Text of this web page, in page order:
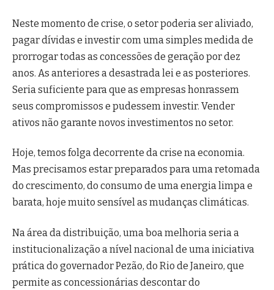
Neste momento de crise, o setor poderia ser aliviado,
pagar dívidas e investir com uma simples medida de
prorrogar todas as concessões de geração por dez
anos. As anteriores a desastrada lei e as posteriores.
Seria suficiente para que as empresas honrassem
seus compromissos e pudessem investir. Vender
ativos não garante novos investimentos no setor.
Hoje, temos folga decorrente da crise na economia.
Mas precisamos estar preparados para uma retomada
do crescimento, do consumo de uma energia limpa e
barata, hoje muito sensível as mudanças climáticas.
Na área da distribuição, uma boa melhoria seria a
institucionalização a nível nacional de uma iniciativa
prática do governador Pezão, do Rio de Janeiro, que
permite as concessionárias descontar do